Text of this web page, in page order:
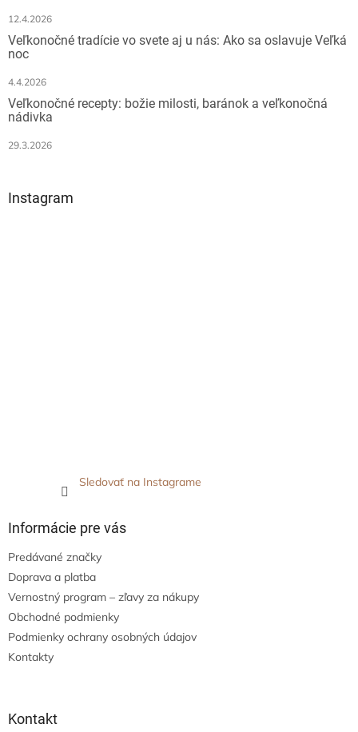
12.4.2026
Veľkonočné tradície vo svete aj u nás: Ako sa oslavuje Veľká
noc
4.4.2026
Veľkonočné recepty: božie milosti, baránok a veľkonočná
nádivka
29.3.2026
Instagram
Sledovať na Instagrame
Informácie pre vás
Predávané značky
Doprava a platba
Vernostný program – zľavy za nákupy
Obchodné podmienky
Podmienky ochrany osobných údajov
Kontakty
Kontakt